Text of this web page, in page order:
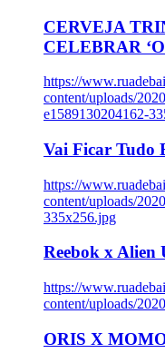
CERVEJA
CELEBRAR
https://
content/uploads/
e1589130204162-
Vai Ficar Tudo
https://
content/uploads/
335x256.jpg
Reebok x Alien
https://
content/uploads/
ORIS X